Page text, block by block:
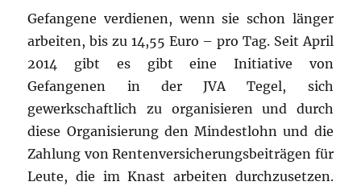
Gefangene verdienen, wenn sie schon länger
arbeiten, bis zu 14,55 Euro – pro Tag. Seit April
2014 gibt es gibt eine Initiative von
Gefangenen in der JVA Tegel, sich
gewerkschaftlich zu organisieren und durch
diese Organisierung den Mindestlohn und die
Zahlung von Rentenversicherungsbeiträgen für
Leute, die im Knast arbeiten durchzusetzen.